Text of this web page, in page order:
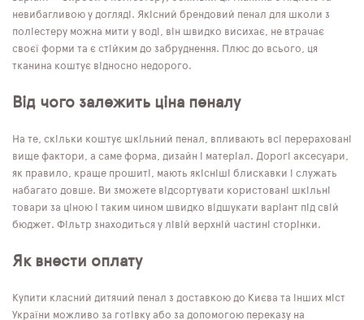
невибагливою у догляді. Якісний брендовий пенал для школи з
поліестеру можна мити у воді, він швидко висихає, не втрачає
своєї форми та є стійким до забруднення. Плюс до всього, ця
тканина коштує відносно недорого.
Від чого залежить ціна пеналу
На те, скільки коштує шкільний пенал, впливають всі перераховані
вище фактори, а саме форма, дизайн і матеріал. Дорогі аксесуари,
як правило, краще прошиті, мають якісніші блискавки і служать
набагато довше. Ви зможете відсортувати користовані шкільні
товари за ціною і таким чином швидко відшукати варіант під свій
бюджет. Фільтр знаходиться у лівій верхній частині сторінки.
Як внести оплату
Купити класний дитячий пенал з доставкою до Києва та інших міст
України можливо за готівку або за допомогою переказу на